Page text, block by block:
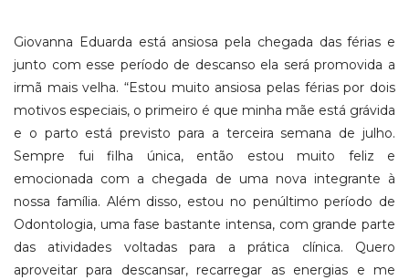
Giovanna Eduarda está ansiosa pela chegada das férias e
junto com esse período de descanso ela será promovida a
irmã mais velha. “Estou muito ansiosa pelas férias por dois
motivos especiais, o primeiro é que minha mãe está grávida
e o parto está previsto para a terceira semana de julho.
Sempre fui filha única, então estou muito feliz e
emocionada com a chegada de uma nova integrante à
nossa família. Além disso, estou no penúltimo período de
Odontologia, uma fase bastante intensa, com grande parte
das atividades voltadas para a prática clínica. Quero
aproveitar para descansar, recarregar as energias e me